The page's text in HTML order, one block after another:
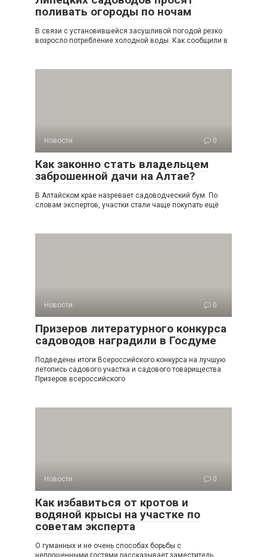
поливать огороды по ночам
В связи с установившейся засушливой погодой резко
возросло потребление холодной воды. Как сообщили в
Новости 0
Как законно стать владельцем
заброшенной дачи на Алтае?
В Алтайском крае назревает садоводческий бум. По
словам экспертов, участки стали чаще покупать ещё
Новости 0
Призеров литературного конкурса
садоводов наградили в Госдуме
Подведены итоги Всероссийского конкурса на лучшую
летопись садового участка и садового товарищества.
Призеров всероссийского
Новости 0
Как избавиться от кротов и
водяной крысы на участке по
советам эксперта
О гуманных и не очень способах борьбы с
непрошенными гостями рассказывает заместитель